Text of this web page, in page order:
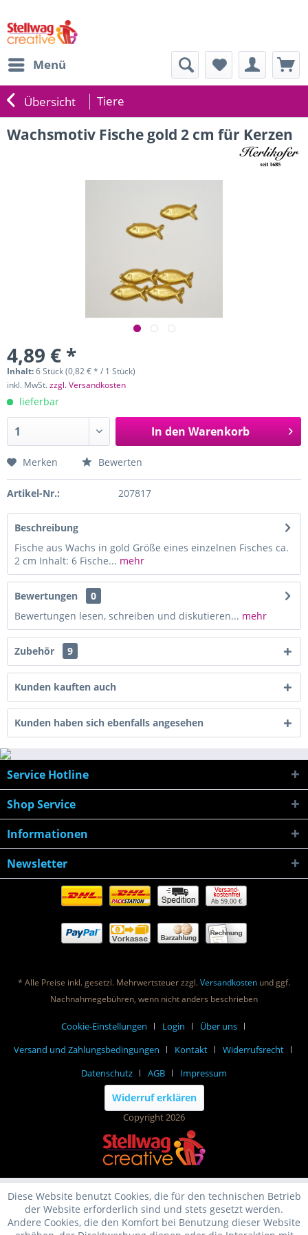
Menü
Übersicht Tiere
Wachsmotiv Fische gold 2 cm für Kerzen
4,89 € *
Inhalt:6 Stück (0,82 € * / 1 Stück)
inkl. MwSt.zzgl. Versandkosten
lieferbar
In den Warenkorb
Merken Bewerten
Artikel-Nr.: 207817
Beschreibung
Fische aus Wachs in gold Größe eines einzelnen Fisches ca.
2 cm Inhalt: 6 Fische... mehr
Bewertungen
0
Bewertungen lesen, schreiben und diskutieren... mehr
Zubehör 9
Kunden kauften auch
Kunden haben sich ebenfalls angesehen
Service Hotline
Shop Service
Informationen
Newsletter
Ab 59,00 €
* Alle Preise inkl. gesetzl. Mehrwertsteuer zzgl.Versandkosten und ggf.
Nachnahmegebühren, wenn nicht anders beschrieben
Cookie-Einstellungen Login
Über uns
Versand und Zahlungsbedingungen
Kontakt
Widerrufsrecht
Datenschutz
AGB Impressum
Widerruf erklären
Copyright 2026
Diese Website benutzt Cookies, die für den technischen Betrieb
der Website erforderlich sind und stets gesetzt werden.
Andere Cookies, die den Komfort bei Benutzung dieser Website